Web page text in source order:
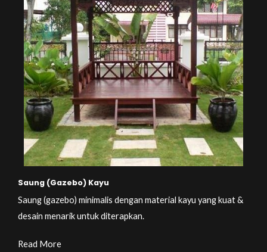
Saung (Gazebo) Kayu
Saung (gazebo) minimalis dengan material kayu yang kuat &
desain menarik untuk diterapkan.
Read More